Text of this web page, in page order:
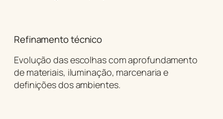
Refinamento técnico
Evolução das escolhas com aprofundamento
de materiais, iluminação, marcenaria e
definições dos ambientes.